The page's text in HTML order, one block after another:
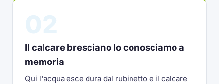
Il calcare bresciano lo conosciamo a
memoria
Qui l'acqua esce dura dal rubinetto e il calcare